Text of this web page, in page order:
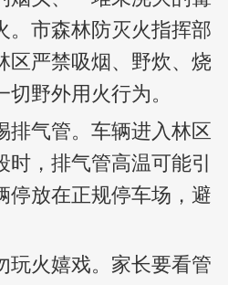
。市森林防灭火指挥部
区严禁吸烟、野炊、烧
野外用火行为。
气管。车辆进入林区
，排气管高温可能引
停放在正规停车场，避
火嬉戏。家长要看管